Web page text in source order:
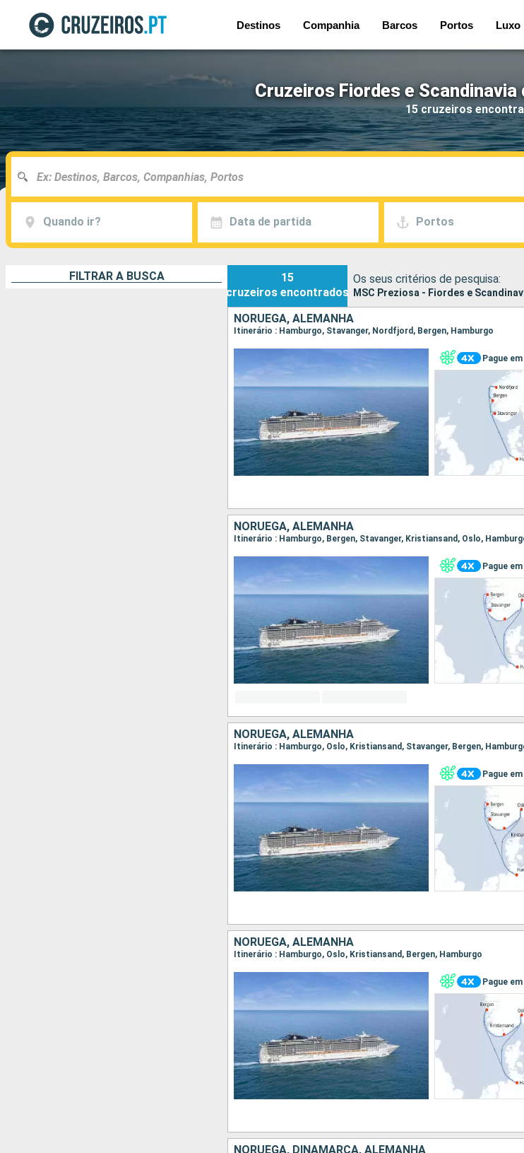
Destinos Companhia Barcos Portos Luxo
Cruzeiros Fiordes e
15 cruzeiros
Quando ir? Data de partida Portos
FILTRAR A BUSCA
15
cruzeiros encontrados
Os seus critérios de pesquisa:
MSC Preziosa - Fiordes e
NORUEGA, ALEMANHA
Itinerário : Hamburgo, Stavanger, Nordfjord, Bergen, Hamburgo
Pague em
NORUEGA, ALEMANHA
Itinerário : Hamburgo, Bergen, Stavanger, Kristiansand, Oslo,
Pague em
NORUEGA, ALEMANHA
Itinerário : Hamburgo, Oslo, Kristiansand, Stavanger, Bergen,
Pague em
NORUEGA, ALEMANHA
Itinerário : Hamburgo, Oslo, Kristiansand, Bergen, Hamburgo
Pague em
NORUEGA, DINAMARCA, ALEMANHA